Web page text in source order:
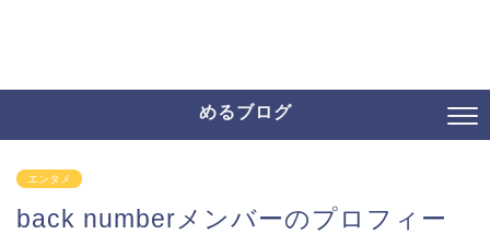
めるブログ
エンタメ
back numberメンバーのプロフィー